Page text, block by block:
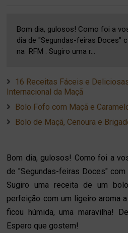
Bom dia, gulosos! Como foi a
dia de "Segundas-feiras Doces"
na RFM . Sugiro uma r...
16 Receitas Fáceis e
Internacional da Maçã
Bolo Fofo com Maçã e
Bolo de Maçã, Cenoura e
Bom dia, gulosos! Como foi a
de "Segundas-feiras Doces" com
Sugiro uma receita de um
perfeição com um ligeiro aroma
ficou húmida, uma maravilha!
Espero que gostem!